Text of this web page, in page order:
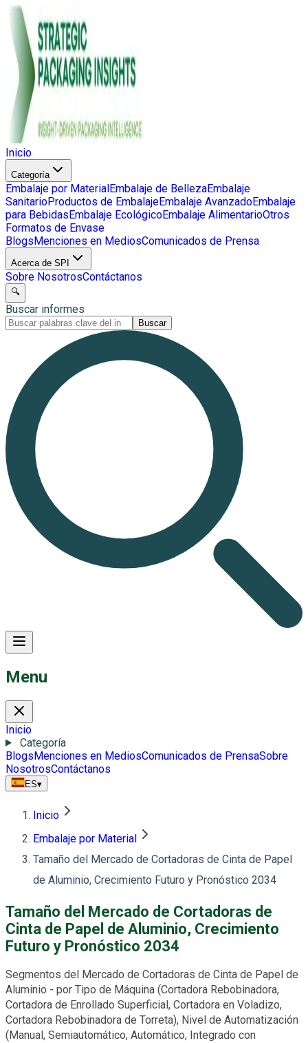
Inicio
Categoría
Embalaje por MaterialEmbalaje de BellezaEmbalaje
SanitarioProductos de EmbalajeEmbalaje AvanzadoEmbalaje
para BebidasEmbalaje EcológicoEmbalaje AlimentarioOtros
Formatos de Envase
BlogsMenciones en MediosComunicados de Prensa
Acerca de SPI
Sobre NosotrosContáctanos
🔍
Buscar informes
Buscar
Menu
Inicio
Categoría
BlogsMenciones en MediosComunicados de PrensaSobre
NosotrosContáctanos
ES▾
Inicio
Embalaje por Material
Tamaño del Mercado de Cortadoras de Cinta de Papel
de Aluminio, Crecimiento Futuro y Pronóstico 2034
Tamaño del Mercado de Cortadoras de
Cinta de Papel de Aluminio, Crecimiento
Futuro y Pronóstico 2034
Segmentos del Mercado de Cortadoras de Cinta de Papel de
Aluminio - por Tipo de Máquina (Cortadora Rebobinadora,
Cortadora de Enrollado Superficial, Cortadora en Voladizo,
Cortadora Rebobinadora de Torreta), Nivel de Automatización
(Manual, Semiautomático, Automático, Integrado con